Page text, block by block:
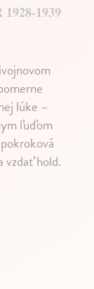
1939
lúke –
ľuďom
vzdať hold.